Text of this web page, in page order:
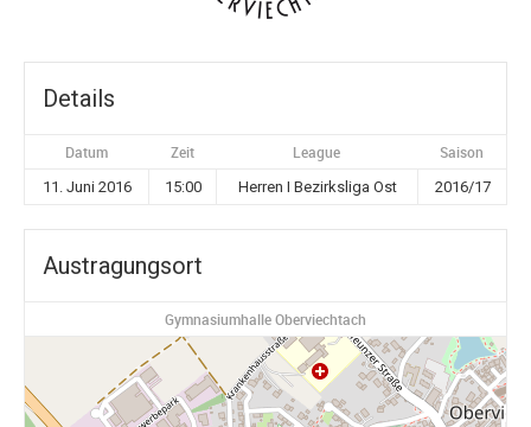
Details
Datum Zeit League Saison
11. Juni 2016 15:00 Herren I Bezirksliga Ost 2016/17
Austragungsort
Gymnasiumhalle Oberviechtach